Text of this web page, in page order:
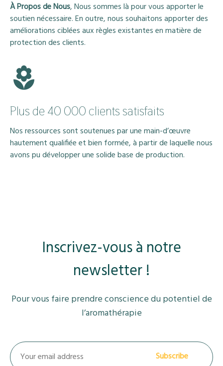
À Propos de Nous, Nous sommes là pour vous apporter le
soutien nécessaire. En outre, nous souhaitons apporter des
améliorations ciblées aux règles existantes en matière de
protection des clients.
Plus de 40 000 clients satisfaits
Nos ressources sont soutenues par une main-d’œuvre
hautement qualifiée et bien formée, à partir de laquelle nous
avons pu développer une solide base de production.
Inscrivez-vous à notre
newsletter !
Pour vous faire prendre conscience du potentiel de
l’aromathérapie